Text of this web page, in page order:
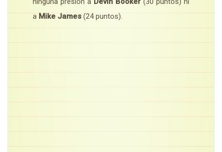
a Mike James (24 puntos).